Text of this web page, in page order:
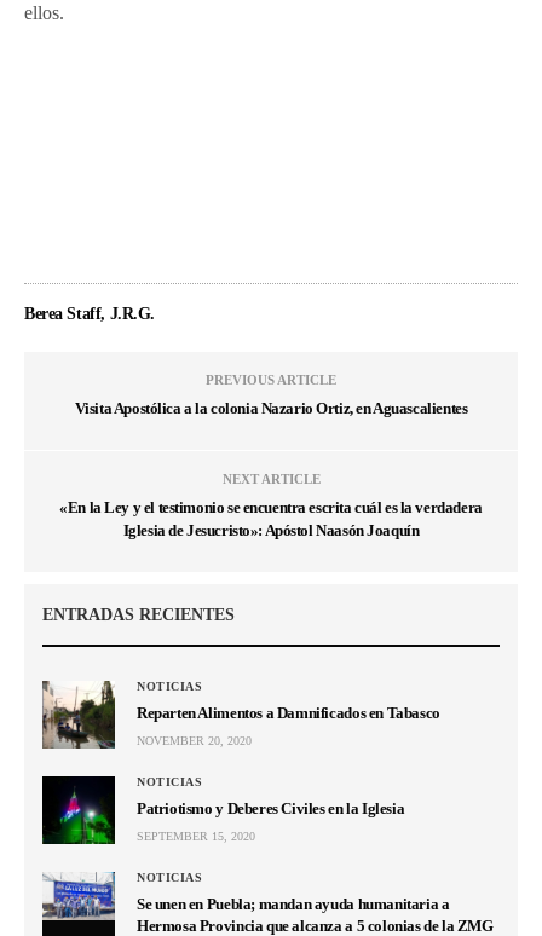
ellos.
Berea Staff, J.R.G.
PREVIOUS ARTICLE
Visita Apostólica a la colonia Nazario Ortiz, en Aguascalientes
NEXT ARTICLE
«En la Ley y el testimonio se encuentra escrita cuál es la verdadera
Iglesia de Jesucristo»: Apóstol Naasón Joaquín
ENTRADAS RECIENTES
NOTICIAS
Reparten Alimentos a Damnificados en Tabasco
NOVEMBER 20, 2020
NOTICIAS
Patriotismo y Deberes Civiles en la Iglesia
SEPTEMBER 15, 2020
NOTICIAS
Se unen en Puebla; mandan ayuda humanitaria a
Hermosa Provincia que alcanza a 5 colonias de la ZMG